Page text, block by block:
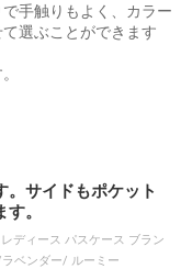
手触りもよく、カラー
選ぶことができます
。サイドもポケット
。
ディース パスケース ブラン
ベンダー/ ルーミー